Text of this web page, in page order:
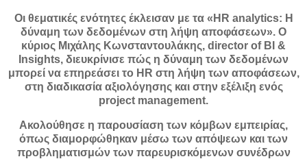
Οι θεματικές ενότητες έκλεισαν με τα «HR analytics: Η
δύναμη των δεδομένων στη λήψη αποφάσεων». Ο
κύριος Μιχάλης Κωνσταντουλάκης, director of BI &
Insights, διευκρίνισε πώς η δύναμη των δεδομένων
μπορεί να επηρεάσει το HR στη λήψη των αποφάσεων,
στη διαδικασία αξιολόγησης και στην εξέλιξη ενός
project management.
Ακολούθησε η παρουσίαση των κόμβων εμπειρίας,
όπως διαμορφώθηκαν μέσω των απόψεων και των
προβληματισμών των παρευρισκόμενων συνέδρων